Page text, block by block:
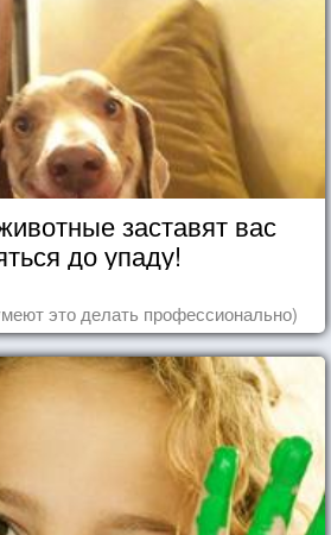
заставят вас
до упаду!
это делать профессионально)